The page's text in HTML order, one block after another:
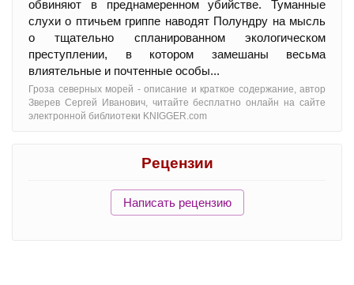
обвиняют в преднамеренном убийстве. Туманные
слухи о птичьем гриппе наводят Полундру на мысль
о тщательно спланированном экологическом
преступлении, в котором замешаны весьма
влиятельные и почтенные особы...
Гроза северных морей - oписание и краткое содержание, автор
Зверев Сергей Иванович, читайте бесплатно онлайн на сайте
электронной библиотеки KNIGGER.com
Рецензии
Написать рецензию